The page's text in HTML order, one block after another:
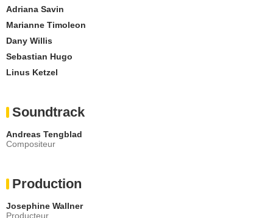
Adriana Savin
Marianne Timoleon
Dany Willis
Sebastian Hugo
Linus Ketzel
Soundtrack
Andreas Tengblad
Compositeur
Production
Josephine Wallner
Producteur